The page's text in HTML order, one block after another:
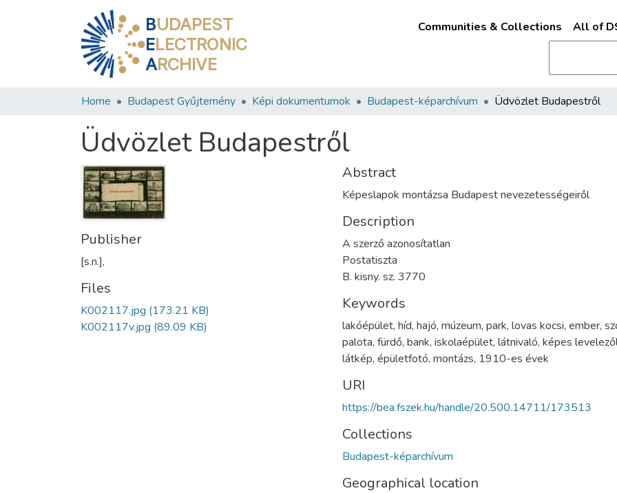
BUDAPEST
ELECTRONIC
ARCHIVE
Communities & Collections All of
Home Budapest Gyűjtemény Képi dokumentumok Budapest-képarchívum Üdvözlet Budapestről
Üdvözlet Budapestről
Publisher
[s.n.],
Files
K002117.jpg (173.21 KB)
K002117v.jpg (89.09 KB)
Abstract
Képeslapok montázsa Budapest nevezetességeiről
Description
A szerző azonosítatlan
Postatiszta
B. kisny. sz. 3770
Keywords
lakóépület, híd, hajó, múzeum, park, lovas kocsi, ember,
palota, fürdő, bank, iskolaépület, látnivaló, képes
látkép, épületfotó, montázs, 1910-es évek
URI
https://bea.fszek.hu/handle/20.500.14711/173513
Collections
Budapest-képarchívum
Geographical location